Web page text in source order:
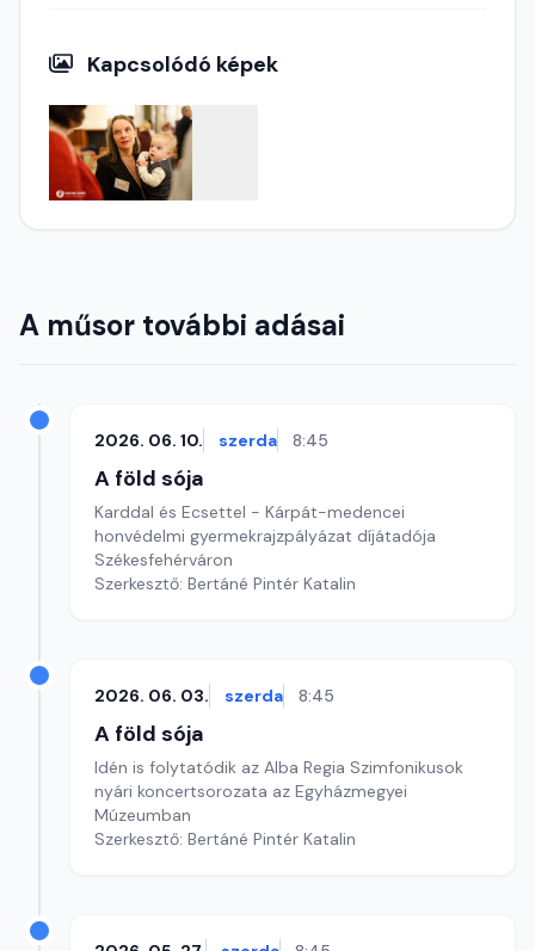
Kapcsolódó képek
A műsor további adásai
2026. 06. 10. szerda 8:45
A föld sója
Karddal és Ecsettel - Kárpát-medencei
honvédelmi gyermekrajzpályázat díjátadója
Székesfehérváron
Szerkesztő: Bertáné Pintér Katalin
2026. 06. 03. szerda 8:45
A föld sója
Idén is folytatódik az Alba Regia Szimfonikusok
nyári koncertsorozata az Egyházmegyei
Múzeumban
Szerkesztő: Bertáné Pintér Katalin